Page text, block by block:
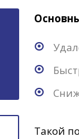
Такой